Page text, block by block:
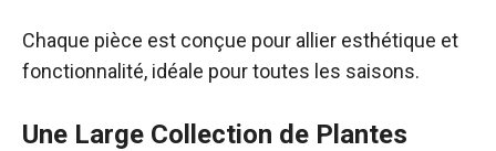
Chaque pièce est conçue pour allier esthétique et
fonctionnalité, idéale pour toutes les saisons.
Une Large Collection de Plantes